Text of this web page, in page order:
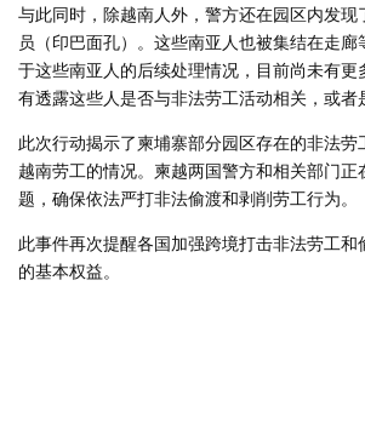
与此同时，除越南人外，警方还在园区内发现
员（印巴面孔）。这些南亚人也被集结在走
于这些南亚人的后续处理情况，目前尚未有更
有透露这些人是否与非法劳工活动相关，或者
此次行动揭示了柬埔寨部分园区存在的非法
越南劳工的情况。柬越两国警方和相关部门正
题，确保依法严打非法偷渡和剥削劳工行为。
此事件再次提醒各国加强跨境打击非法劳工和
的基本权益。